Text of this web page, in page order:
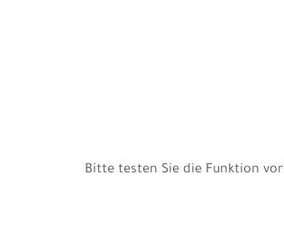
Bitte testen Sie die Funktion